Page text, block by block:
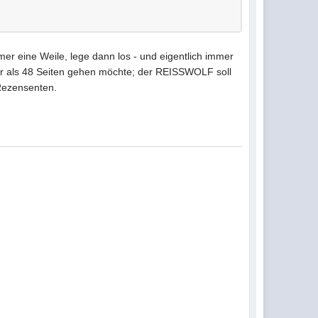
eine Weile, lege dann los - und eigentlich immer
48 Seiten gehen möchte; der REISSWOLF soll